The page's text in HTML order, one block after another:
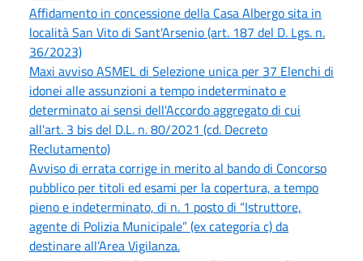
Affidamento in concessione della Casa Albergo sita in
località San Vito di Sant'Arsenio (art. 187 del D. Lgs. n.
36/2023)
Maxi avviso ASMEL di Selezione unica per 37 Elenchi di
idonei alle assunzioni a tempo indeterminato e
determinato ai sensi dell'Accordo aggregato di cui
all'art. 3 bis del D.L. n. 80/2021 (cd. Decreto
Reclutamento)
Avviso di errata corrige in merito al bando di Concorso
pubblico per titoli ed esami per la copertura, a tempo
pieno e indeterminato, di n. 1 posto di “Istruttore,
agente di Polizia Municipale” (ex categoria c) da
destinare all’Area Vigilanza.